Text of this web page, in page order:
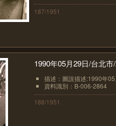
187/1951
1990年05月29日/台北
描述：圖說描述:1990年
資料識別：B-006-2864
188/1951